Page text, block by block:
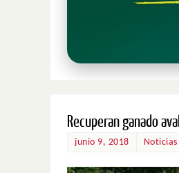
Recuperan ganado
junio 9, 2018 Noticias